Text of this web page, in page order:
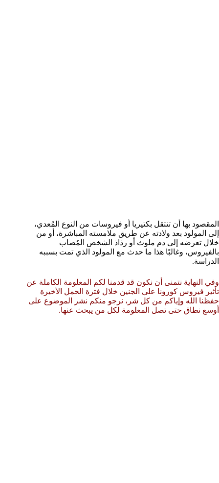
المقصود بها أن تنتقل بكتيريا أو فيروسات من النوع المُعدي،
إلى المولود بعد ولادته عن طريق ملامسته المباشرة، أو من
خلال تعرضه إلى دم ملوث أو رذاذ الشخص المُصاب
بالفيروس، وغالبًا هذا ما حدث مع المولود الذي تمت بسببه
الدراسة.
وفي النهاية نتمنى أن نكون قد قدمنا لكم المعلومة الكاملة عن
تأثير فيروس كورونا على الجنين خلال فترة الحمل الأخيرة
حفظنا الله وإياكم من كل شر، نرجو منكم نشر الموضوع على
أوسع نطاق حتى تصل المعلومة لكل من يبحث عنها.